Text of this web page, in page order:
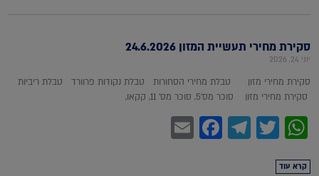
סקירת מחירי תעשיית המזון 24.6.2026
יוני 24, 2026
סקירת מחירי מזון טבלת מחירי הסחורות טבלת נקודות פרוורד טבלת ריביות
סקירת מחירי מזון סוכר מס'5, סוכר מס' 11, קקאו,
WhatsApp
Twitter
Telegram
Facebook
קרא עוד